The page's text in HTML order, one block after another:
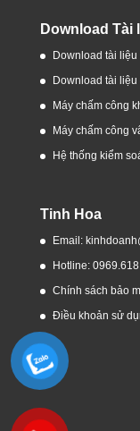
Download Tài
Download tài liệu
Download tài
Máy chấm công
Máy chấm công
Hệ thống kiểm
Tinh Hoa
Email:
Hotline:
Chính sách bảo
Điều khoản sử